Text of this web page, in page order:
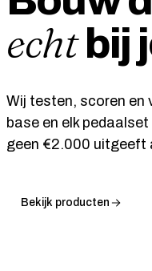
echtbij
Wij testen, scoren en
base en elk
geen €2.000 uitgeeft
Bekijk producten